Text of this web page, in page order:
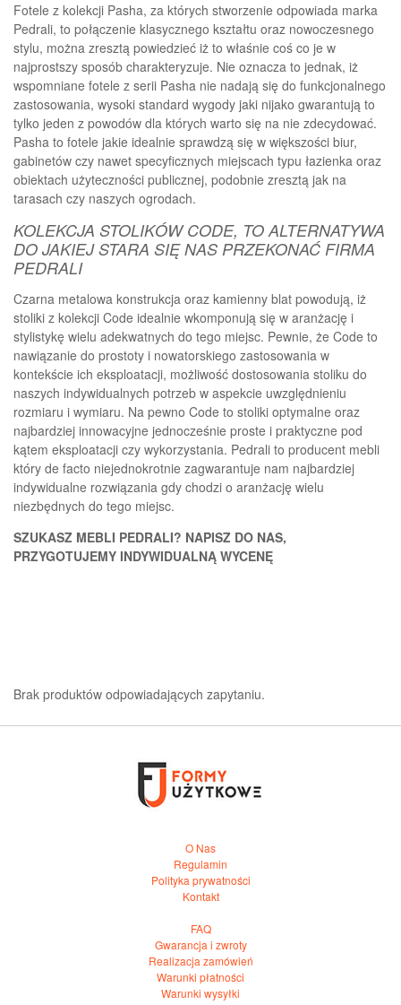
Fotele z kolekcji Pasha, za których stworzenie odpowiada marka
Pedrali, to połączenie klasycznego kształtu oraz nowoczesnego
stylu, można zresztą powiedzieć iż to właśnie coś co je w
najprostszy sposób charakteryzuje. Nie oznacza to jednak, iż
wspomniane fotele z serii Pasha nie nadają się do funkcjonalnego
zastosowania, wysoki standard wygody jaki nijako gwarantują to
tylko jeden z powodów dla których warto się na nie zdecydować.
Pasha to fotele jakie idealnie sprawdzą się w większości biur,
gabinetów czy nawet specyficznych miejscach typu łazienka oraz
obiektach użyteczności publicznej, podobnie zresztą jak na
tarasach czy naszych ogrodach.
KOLEKCJA STOLIKÓW CODE, TO ALTERNATYWA
DO JAKIEJ STARA SIĘ NAS PRZEKONAĆ FIRMA
PEDRALI
Czarna metalowa konstrukcja oraz kamienny blat powodują, iż
stoliki z kolekcji Code idealnie wkomponują się w aranżację i
stylistykę wielu adekwatnych do tego miejsc. Pewnie, że Code to
nawiązanie do prostoty i nowatorskiego zastosowania w
kontekście ich eksploatacji, możliwość dostosowania stoliku do
naszych indywidualnych potrzeb w aspekcie uwzględnieniu
rozmiaru i wymiaru. Na pewno Code to stoliki optymalne oraz
najbardziej innowacyjne jednocześnie proste i praktyczne pod
kątem eksploatacji czy wykorzystania. Pedrali to producent mebli
który de facto niejednokrotnie zagwarantuje nam najbardziej
indywidualne rozwiązania gdy chodzi o aranżację wielu
niezbędnych do tego miejsc.
SZUKASZ MEBLI PEDRALI? NAPISZ DO NAS,
PRZYGOTUJEMY INDYWIDUALNĄ WYCENĘ
Brak produktów odpowiadających zapytaniu.
O Nas
Regulamin
Polityka prywatności
Kontakt
FAQ
Gwarancja i zwroty
Realizacja zamówień
Warunki płatności
Warunki wysyłki